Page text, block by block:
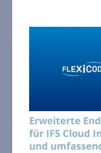
Erweiterte
für IFS Cloud
und